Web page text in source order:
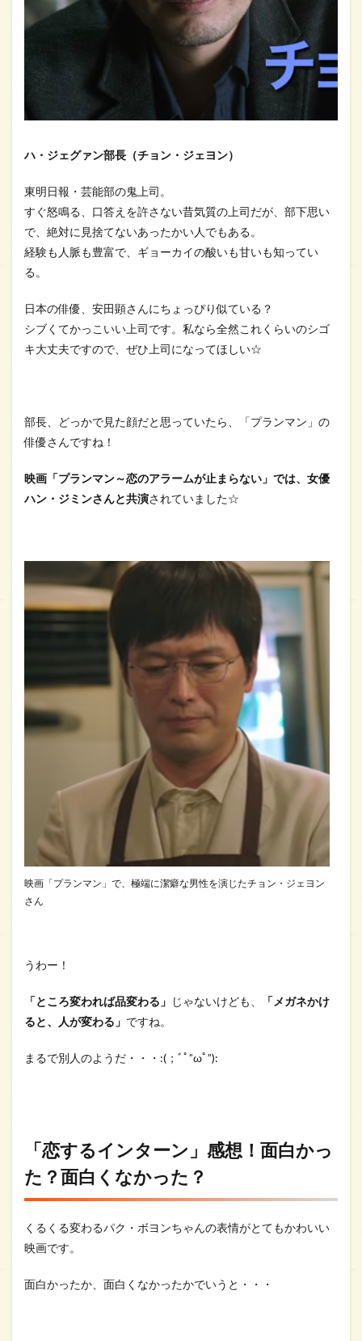
ハ・ジェグァン部長（チョン・ジェヨン）
東明日報・芸能部の鬼上司。
すぐ怒鳴る、口答えを許さない昔気質の上司だが、部下思い
で、絶対に見捨てないあったかい人でもある。
経験も人脈も豊富で、ギョーカイの酸いも甘いも知ってい
る。
日本の俳優、安田顕さんにちょっぴり似ている？
シブくてかっこいい上司です。私なら全然これくらいのシゴ
キ大丈夫ですので、ぜひ上司になってほしい☆
部長、どっかで見た顔だと思っていたら、「プランマン」の
俳優さんですね！
映画「プランマン～恋のアラームが止まらない」では、女優
ハン・ジミンさんと共演されていました☆
映画「プランマン」で、極端に潔癖な男性を演じたチョン・ジェヨン
さん
うわー！
「ところ変われば品変わる」 じゃないけども、
「メガネかけ
ると、人が変わる」 ですね。
まるで別人のようだ・・・:(；ﾞﾟ”ωﾟ”):
「恋するインターン」感想！面白かっ
た？面白くなかった？
くるくる変わるパク・ボヨンちゃんの表情がとてもかわいい
映画です。
面白かったか、面白くなかったかでいうと・・・